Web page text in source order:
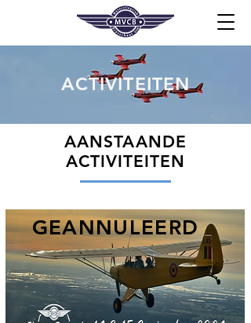
ACTIVITEITEN
AANSTAANDE
ACTIVITEITEN
GEANNULEERD